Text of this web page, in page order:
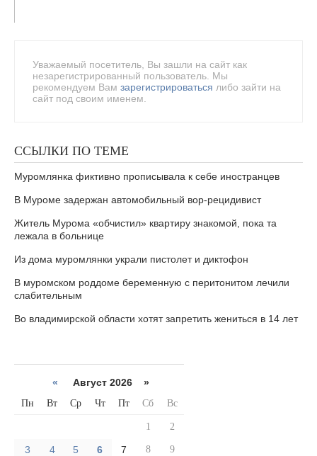
Уважаемый посетитель, Вы зашли на сайт как
незарегистрированный пользователь. Мы
рекомендуем Вам зарегистрироваться либо зайти на
сайт под своим именем.
ССЫЛКИ ПО ТЕМЕ
Муромлянка фиктивно прописывала к себе иностранцев
В Муроме задержан автомобильный вор-рецидивист
Житель Мурома «обчистил» квартиру знакомой, пока та
лежала в больнице
Из дома муромлянки украли пистолет и диктофон
В муромском роддоме беременную с перитонитом лечили
слабительным
Во владимирской области хотят запретить жениться в 14 лет
« Август 2026 »
Пн Вт Ср Чт Пт Сб Вс
1 2
3 4 5 6 7 8 9